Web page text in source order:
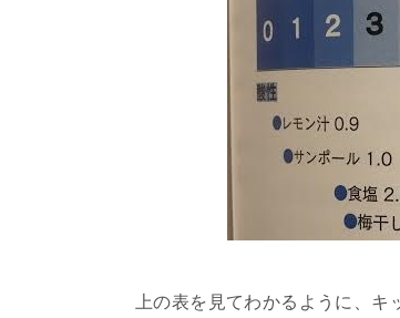
上の表を見てわかるように、